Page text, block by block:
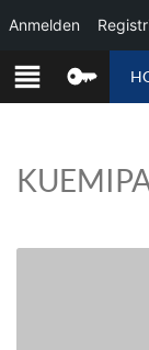
ZUM
INHALT
Anmelden